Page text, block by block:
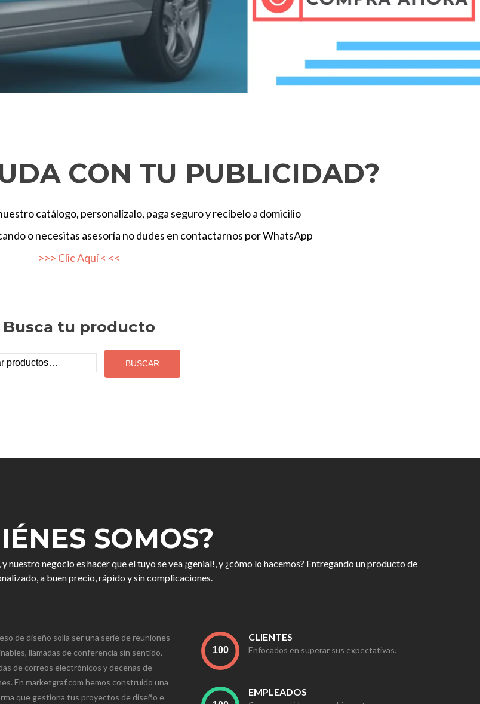
CON TU PUBLICIDAD?
catálogo, personalízalo, paga seguro y recíbelo a domicilio
o necesitas asesoría no dudes en contactarnos por WhatsApp
>>> Clic Aquí < <<
Busca tu producto
SOMOS?
negocio es hacer que el tuyo se vea ¡genial!, y ¿cómo lo hacemos? Entregando un producto de
a buen precio, rápido y sin complicaciones.
de diseño solía ser una serie de reuniones
llamadas de conferencia sin sentido,
de correos electrónicos y decenas de
En marketgraf.com hemos construido una
que gestiona tus proyectos de diseño e
CLIENTES
Enfocados en superar sus expectativas.
EMPLEADOS